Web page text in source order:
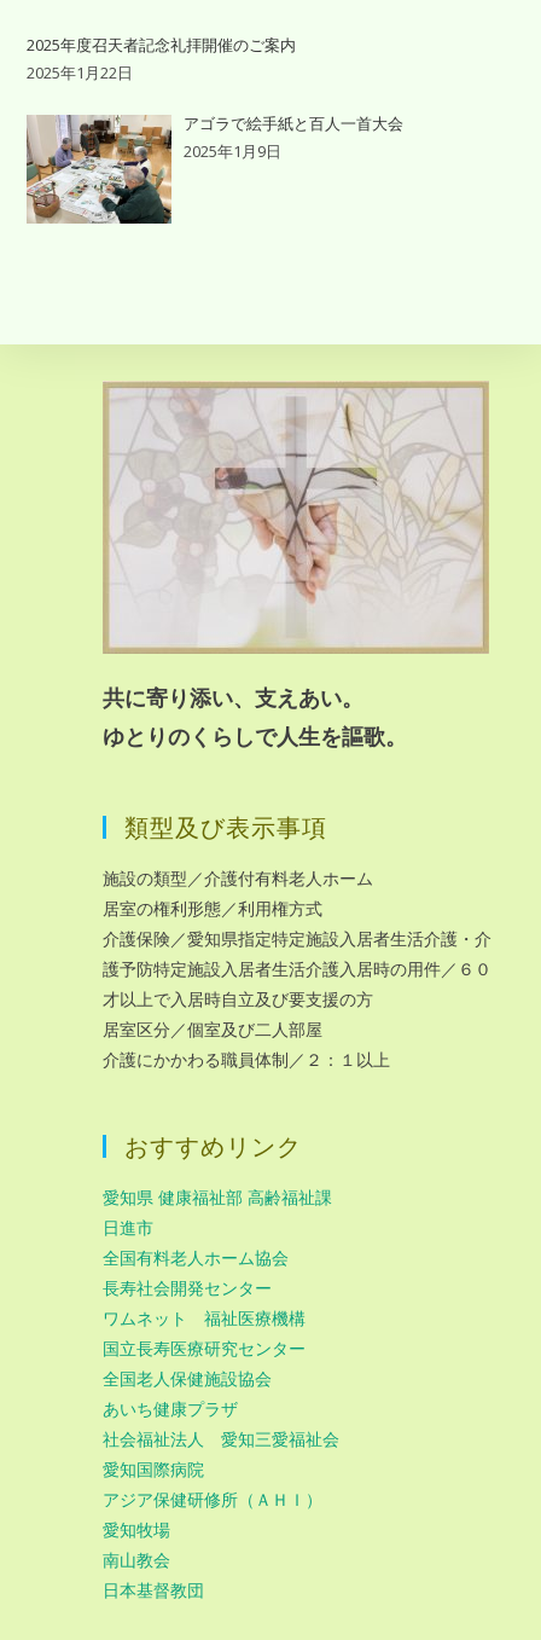
2025年度召天者記念礼拝開催のご案内
2025年1月22日
アゴラで絵手紙と百人一首大会
2025年1月9日
共に寄り添い、支えあい。
ゆとりのくらしで人生を謳歌。
類型及び表示事項
施設の類型／介護付有料老人ホーム
居室の権利形態／利用権方式
介護保険／愛知県指定特定施設入居者生活介護・介
護予防特定施設入居者生活介護入居時の用件／６０
才以上で入居時自立及び要支援の方
居室区分／個室及び二人部屋
介護にかかわる職員体制／２：１以上
おすすめリンク
愛知県 健康福祉部 高齢福祉課
日進市
全国有料老人ホーム協会
長寿社会開発センター
ワムネット 福祉医療機構
国立長寿医療研究センター
全国老人保健施設協会
あいち健康プラザ
社会福祉法人 愛知三愛福祉会
愛知国際病院
アジア保健研修所（ＡＨＩ）
愛知牧場
南山教会
日本基督教団